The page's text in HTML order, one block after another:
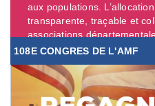
aux populations.
transparente, traçable et
associations
108E CONGRES DE L'AMF